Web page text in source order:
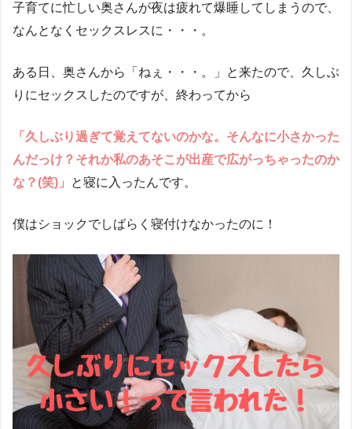
子育てに忙しい奥さんが夜は疲れて爆睡してしまうので、
なんとなくセックスレスに・・・。
ある日、奥さんから「ねぇ・・・。」と来たので、久しぶ
りにセックスしたのですが、終わってから
「久しぶり過ぎて覚えてないのかな。そんなに小さかった
んだっけ？それか私のあそこが出産で広がっちゃったのか
な？(笑)」
と寝に入ったんです。
僕はショックでしばらく寝付けなかったのに！